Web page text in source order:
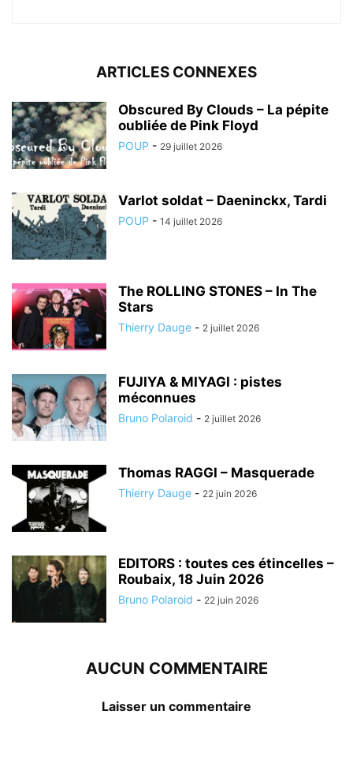
ARTICLES CONNEXES
Obscured By Clouds – La pépite
oubliée de Pink Floyd
POUP - 29 juillet 2026
Varlot soldat – Daeninckx, Tardi
POUP - 14 juillet 2026
The ROLLING STONES – In The
Stars
Thierry Dauge - 2 juillet 2026
FUJIYA & MIYAGI : pistes
méconnues
Bruno Polaroid - 2 juillet 2026
Thomas RAGGI – Masquerade
Thierry Dauge - 22 juin 2026
EDITORS : toutes ces étincelles –
Roubaix, 18 Juin 2026
Bruno Polaroid - 22 juin 2026
AUCUN COMMENTAIRE
Laisser un commentaire